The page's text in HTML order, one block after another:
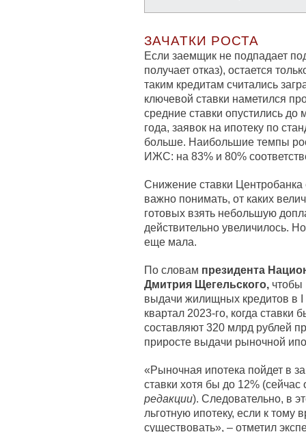
ЗАЧАТКИ РОСТА
Если заемщик не подпадает
получает отказ), остается
таким кредитам считались
ключевой ставки наметился
средние ставки опустились до
года, заявок на ипотеку по
больше. Наибольшие темпы
ИЖС: на 83% и 80%
Снижение ставки Центробанка
важно понимать, от каких
готовых взять небольшую
действительно увеличилось.
еще мала.
По словам президента
Дмитрия Щегельского, чтобы
выдачи жилищных кредитов в I
квартал 2023-го, когда
составляют 320 млрд рублей
приросте выдачи рыночной
«Рыночная ипотека пойдет в
ставки хотя бы до 12%
редакции). Следовательно, в
льготную ипотеку, если к
существовать», – отметил